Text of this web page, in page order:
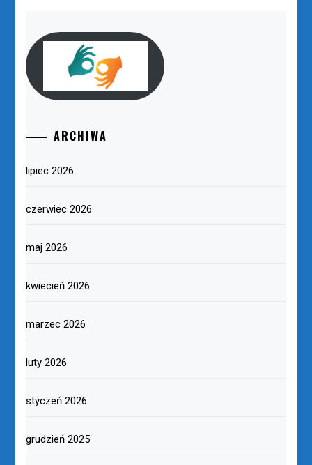
ARCHIWA
lipiec 2026
czerwiec 2026
maj 2026
kwiecień 2026
marzec 2026
luty 2026
styczeń 2026
grudzień 2025